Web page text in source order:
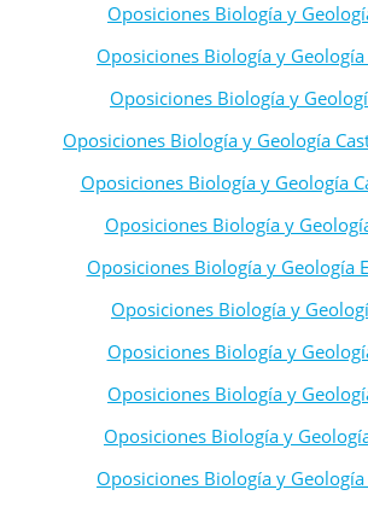
Oposiciones Biología y
Oposiciones Biología y
Oposiciones Biología y
Oposiciones Biología y Geología
Oposiciones Biología y Geología
Oposiciones Biología y
Oposiciones Biología y Geología
Oposiciones Biología y
Oposiciones Biología y
Oposiciones Biología y
Oposiciones Biología y
Oposiciones Biología y Geología